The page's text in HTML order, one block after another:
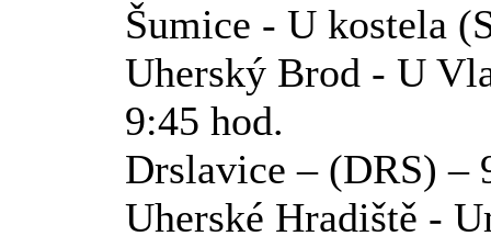
Šumice - U kostela
Uherský Brod - U
9:45 hod.
Drslavice – (DRS) –
Uherské Hradiště -